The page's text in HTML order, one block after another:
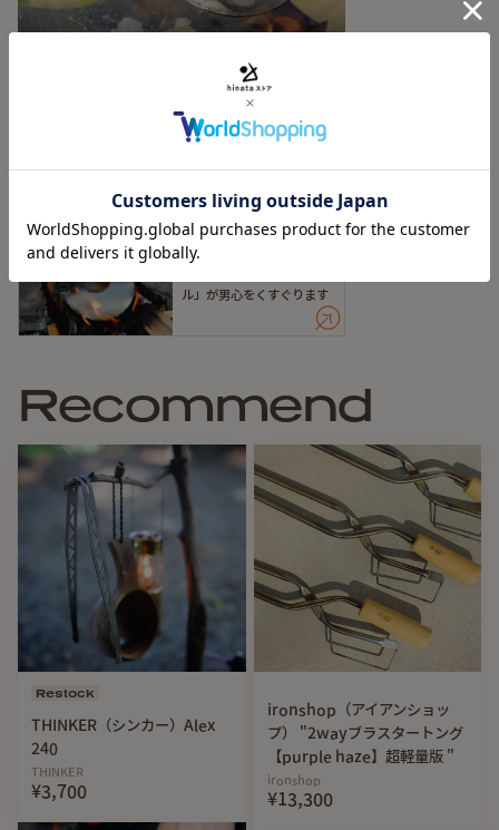
マグカップなら１杯分、ククサなら２杯分のコーヒーが飲め
お湯もあっという間に沸かせます。（焚き火なら、満杯にし
■容量：150CC
■サイズ：直径約12cm 高さ約4cm
■素材：ステンレス（SUS304）
【注意事項】
こちらの商品は、職人がひとつひとつ手作業で作り上げてい
ます。そのため、商品ごとに形状に若干の違いが生じること
があります。ご理解の上、ご購入をお願い申し上げます。
Articles
Featured in
【数量限定再入荷！】焚き
ル」が男心をくすぐります
Recommend
Restock
THINKER（シンカー）Alex
240
THINKER
¥3,700
ironshop（アイアンショッ
プ） "2wayブラスタートング
【purple haze】超軽量版 "
ironshop
¥13,300